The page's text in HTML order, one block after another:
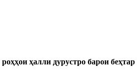
ҳалли дурустро барои